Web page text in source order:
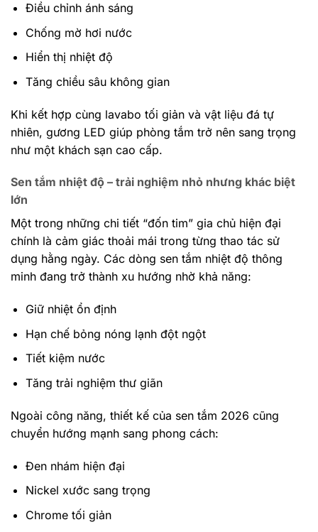
Điều chỉnh ánh sáng
Chống mờ hơi nước
Hiển thị nhiệt độ
Tăng chiều sâu không gian
Khi kết hợp cùng lavabo tối giản và vật liệu đá tự
nhiên, gương LED giúp phòng tắm trở nên sang trọng
như một khách sạn cao cấp.
Sen tắm nhiệt độ – trải nghiệm nhỏ nhưng khác biệt
lớn
Một trong những chi tiết “đốn tim” gia chủ hiện đại
chính là cảm giác thoải mái trong từng thao tác sử
dụng hằng ngày. Các dòng sen tắm nhiệt độ thông
minh đang trở thành xu hướng nhờ khả năng:
Giữ nhiệt ổn định
Hạn chế bỏng nóng lạnh đột ngột
Tiết kiệm nước
Tăng trải nghiệm thư giãn
Ngoài công năng, thiết kế của sen tắm 2026 cũng
chuyển hướng mạnh sang phong cách:
Đen nhám hiện đại
Nickel xước sang trọng
Chrome tối giản